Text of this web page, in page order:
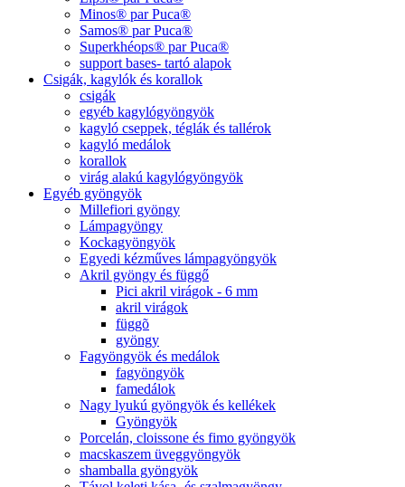
Minos® par Puca®
Samos® par Puca®
Superkhéops® par Puca®
support bases- tartó alapok
Csigák, kagylók és korallok
csigák
egyéb kagylógyöngyök
kagyló cseppek, téglák és tallérok
kagyló medálok
korallok
virág alakú kagylógyöngyök
Egyéb gyöngyök
Millefiori gyöngy
Lámpagyöngy
Kockagyöngyök
Egyedi kézműves lámpagyöngyök
Akril gyöngy és függő
Pici akril virágok - 6 mm
akril virágok
függõ
gyöngy
Fagyöngyök és medálok
fagyöngyök
famedálok
Nagy lyukú gyöngyök és kellékek
Gyöngyök
Porcelán, cloissone és fimo gyöngyök
macskaszem üveggyöngyök
shamballa gyöngyök